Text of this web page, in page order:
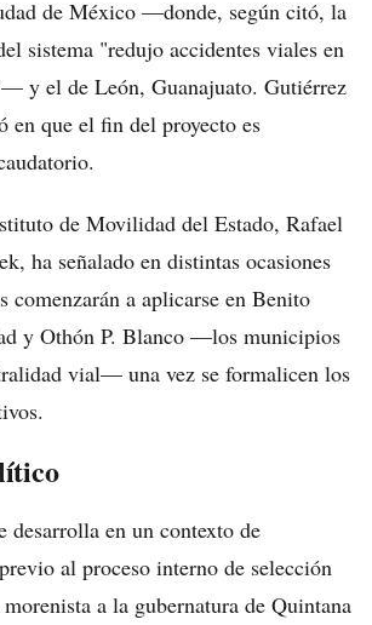
de México —donde, según citó, la
sistema "redujo accidentes viales en
y el de León, Guanajuato. Gutiérrez
en que el fin del proyecto es
de Movilidad del Estado, Rafael
ha señalado en distintas ocasiones
comenzarán a aplicarse en Benito
y Othón P. Blanco —los municipios
vial— una vez se formalicen los
desarrolla en un contexto de
al proceso interno de selección
a la gubernatura de Quintana